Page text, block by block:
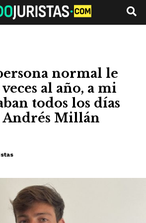
normal le
al año, a mi
todos los días
Andrés Millán